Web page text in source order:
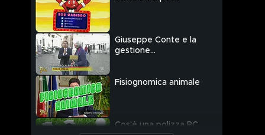
Giuseppe Conte e la
gestione
Fisiognomica animale
Cos'è una polizza RC